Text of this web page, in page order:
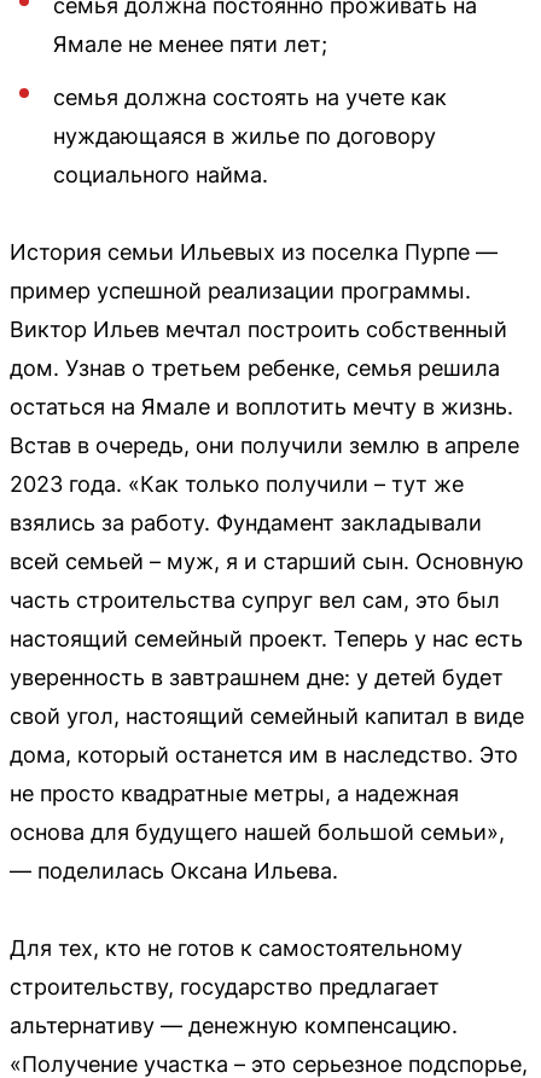
семья должна постоянно проживать на
Ямале не менее пяти лет;
семья должна состоять на учете как
нуждающаяся в жилье по договору
социального найма.
История семьи Ильевых из поселка Пурпе —
пример успешной реализации программы.
Виктор Ильев мечтал построить собственный
дом. Узнав о третьем ребенке, семья решила
остаться на Ямале и воплотить мечту в жизнь.
Встав в очередь, они получили землю в апреле
2023 года. «Как только получили – тут же
взялись за работу. Фундамент закладывали
всей семьей – муж, я и старший сын. Основную
часть строительства супруг вел сам, это был
настоящий семейный проект. Теперь у нас есть
уверенность в завтрашнем дне: у детей будет
свой угол, настоящий семейный капитал в виде
дома, который останется им в наследство. Это
не просто квадратные метры, а надежная
основа для будущего нашей большой семьи»,
— поделилась Оксана Ильева.
Для тех, кто не готов к самостоятельному
строительству, государство предлагает
альтернативу — денежную компенсацию.
«Получение участка – это серьезное подспорье,